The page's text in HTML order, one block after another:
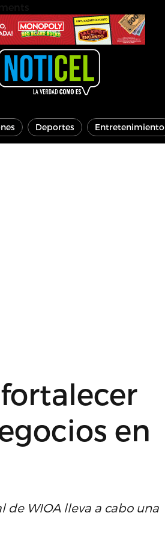
Deportes Entretenimiento
en
de WIOA lleva a cabo una